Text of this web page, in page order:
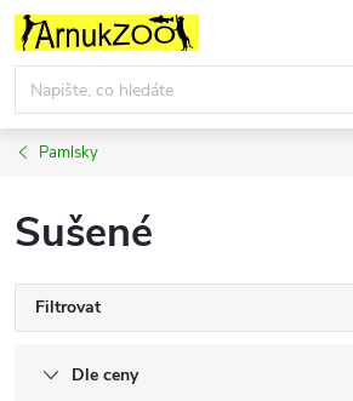
Přejít
obsah
Pamlsky
Sušené
Filtrovat
Dle ceny